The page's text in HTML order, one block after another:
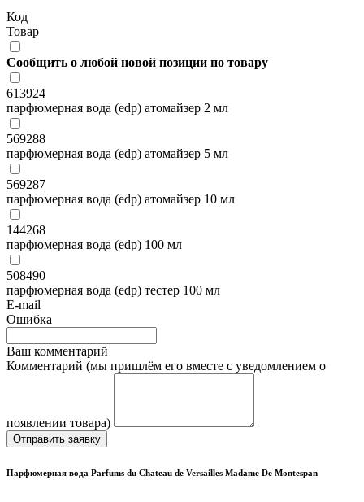
Код
Товар
Сообщить о любой новой позиции по товару
613924
парфюмерная вода (edp) атомайзер 2 мл
569288
парфюмерная вода (edp) атомайзер 5 мл
569287
парфюмерная вода (edp) атомайзер 10 мл
144268
парфюмерная вода (edp) 100 мл
508490
парфюмерная вода (edp) тестер 100 мл
E-mail
Ошибка
Ваш комментарий
Комментарий (мы пришлём его вместе с уведомлением о
появлении товара)
Отправить заявку
Парфюмерная вода Parfums du Chateau de Versailles Madame De Montespan